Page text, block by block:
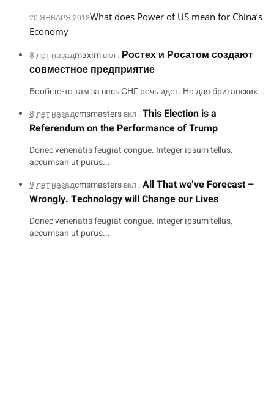
20 ЯНВАРЯ 2018What does Power of US mean for China’s
Economy
8 лет назадmaximвкл . Ростех и Росатом создают
совместное предприятие
Вообще-то там за весь СНГ речь идет. Но для британских...
8 лет назадcmsmastersвкл .This Election is a
Referendum on the Performance of Trump
Donec venenatis feugiat congue. Integer ipsum tellus,
accumsan ut purus...
9 лет назадcmsmastersвкл .All That we’ve Forecast –
Wrongly. Technology will Change our Lives
Donec venenatis feugiat congue. Integer ipsum tellus,
accumsan ut purus...